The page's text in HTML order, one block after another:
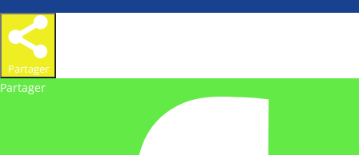
Partager
Partager